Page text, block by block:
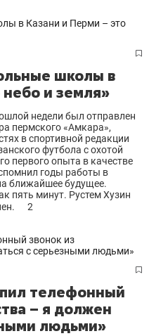
школы в
и земля»
недели был отправлен
пермского «Амкара»,
в спортивной редакции
футбола с охотой
первого опыта в качестве
годы работы в
ближайшее будущее.
пять минут. Рустем Хузин
2
телефонный
– я должен
людьми»